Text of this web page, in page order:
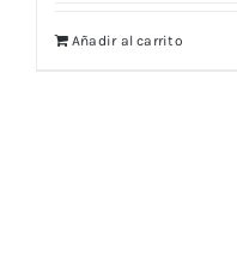
Añadir al carrito